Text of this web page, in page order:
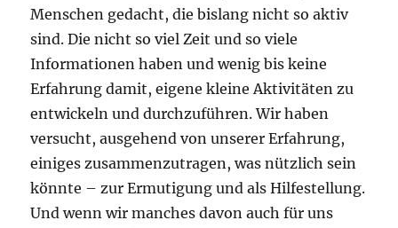
Menschen gedacht, die bislang nicht so aktiv
sind. Die nicht so viel Zeit und so viele
Informationen haben und wenig bis keine
Erfahrung damit, eigene kleine Aktivitäten zu
entwickeln und durchzuführen. Wir haben
versucht, ausgehend von unserer Erfahrung,
einiges zusammenzutragen, was nützlich sein
könnte – zur Ermutigung und als Hilfestellung.
Und wenn wir manches davon auch für uns